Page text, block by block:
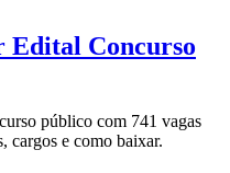
Edital Concurso
público com 741 vagas
cargos e como baixar.